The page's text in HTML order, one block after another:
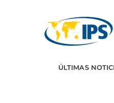
ÚLTIMAS